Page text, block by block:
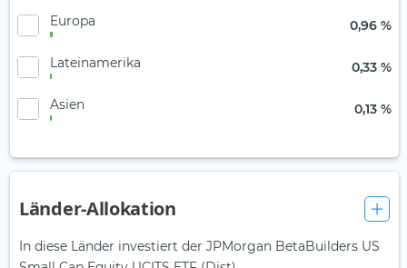
Europa 0,96 %
Lateinamerika 0,33 %
Asien 0,13 %
Länder-Allokation
In diese Länder investiert der JPMorgan BetaBuilders US